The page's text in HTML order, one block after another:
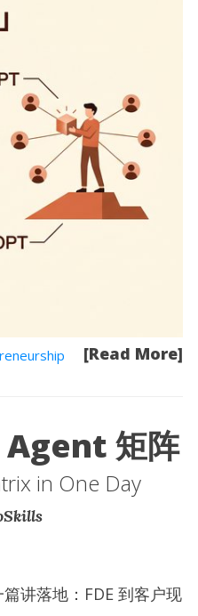
[Read More]
Agent 矩阵
in One Day
讲落地：FDE 到客户现